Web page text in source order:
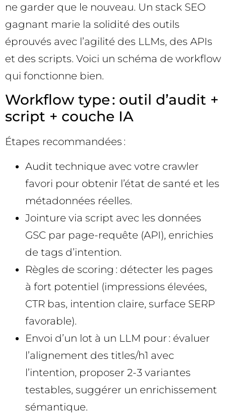
ne garder que le nouveau. Un stack SEO
gagnant marie la solidité des outils
éprouvés avec l’agilité des LLMs, des APIs
et des scripts. Voici un schéma de workflow
qui fonctionne bien.
Workflow type : outil d’audit +
script + couche IA
Étapes recommandées :
Audit technique avec votre crawler
favori pour obtenir l’état de santé et les
métadonnées réelles.
Jointure via script avec les données
GSC par page-requête (API), enrichies
de tags d’intention.
Règles de scoring : détecter les pages
à fort potentiel (impressions élevées,
CTR bas, intention claire, surface SERP
favorable).
Envoi d’un lot à un LLM pour : évaluer
l’alignement des titles/h1 avec
l’intention, proposer 2-3 variantes
testables, suggérer un enrichissement
sémantique.